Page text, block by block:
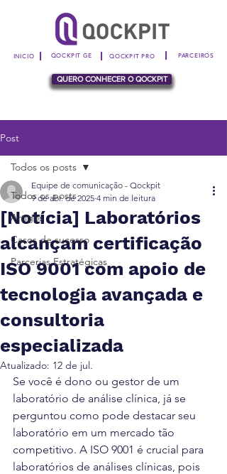
INICIO QOCKPIT GE QOCKPIT PRO PARCEIROS
QUERO CONHECER O QOCKPIT
Post
Todos os posts
Artigos
Casos de sucesso
Parcerias Estratégicas
Todos os posts
[Notícia] Laboratórios
alcançam certificação
ISO 9001 com apoio de
tecnologia avançada e
consultoria
especializada
Equipe de comunicação - Qockpit
9 de abr. de 2025 4 min de leitura
Atualizado: 12 de jul.
Se você é dono ou gestor de um
laboratório de análise clínica, já se
perguntou como pode destacar seu
laboratório em um mercado tão
competitivo. A ISO 9001 é crucial para
laboratórios de análises clínicas, pois